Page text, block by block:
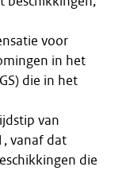
voor
in het
die in het
van
vanaf dat
die